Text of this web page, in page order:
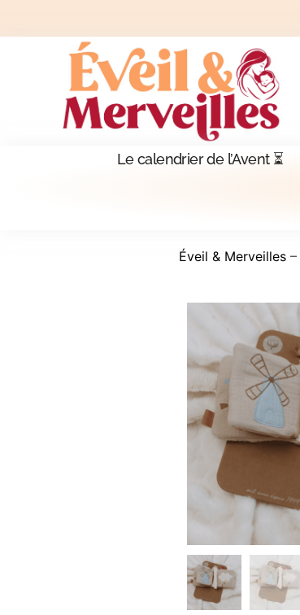
Le calendrier de l’Avent ⏳
Éveil & Merveilles –